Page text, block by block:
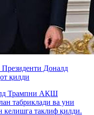
Доналд
қилди
Трампни АҚШ
табриклади ва уни
келишга таклиф қилди.